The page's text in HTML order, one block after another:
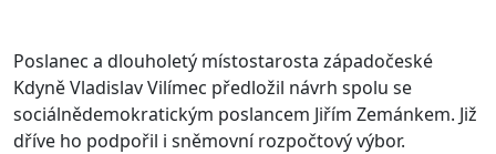
Poslanec a dlouholetý místostarosta západočeské
Kdyně Vladislav Vilímec předložil návrh spolu se
sociálnědemokratickým poslancem Jiřím Zemánkem. Již
dříve ho podpořil i sněmovní rozpočtový výbor.